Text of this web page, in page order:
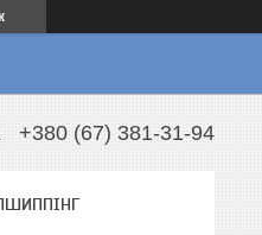
+380 (67) 381-31-94